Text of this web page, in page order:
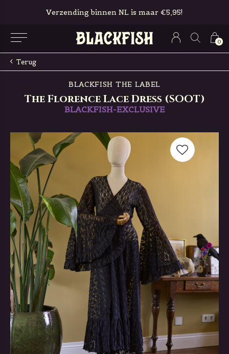
0
Gratis in-store pickup & retour
Terug
BLACKFISH THE LABEL
The Florence Lace Dress (SOOT)
BLACKFISH-EXCLUSIVE